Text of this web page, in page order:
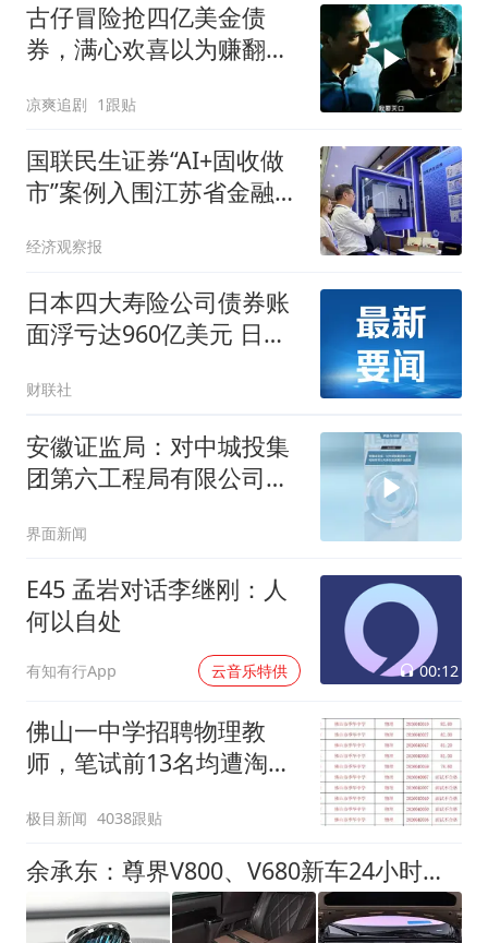
古仔冒险抢四亿美金债
券，满心欢喜以为赚翻，
凉爽追剧 1跟贴
国联民生证券“AI+固收做
市”案例入围江苏省金融科
融科技前沿成果亮相推进
会
经济观察报
日本四大寿险公司债券账
面浮亏达960亿美元 日本
财联社
安徽证监局：对中城投集
团第六工程局有限公司采
界面新闻
E45 孟岩对话李继刚：人
何以自处
有知有行App 云音乐特供 00:12
佛山一中学招聘物理教
师，笔试前13名均遭淘
聘，成立调查组全面核查
极目新闻 4038跟贴
余承东：尊界V800、V680新车24小时大定突破3500台